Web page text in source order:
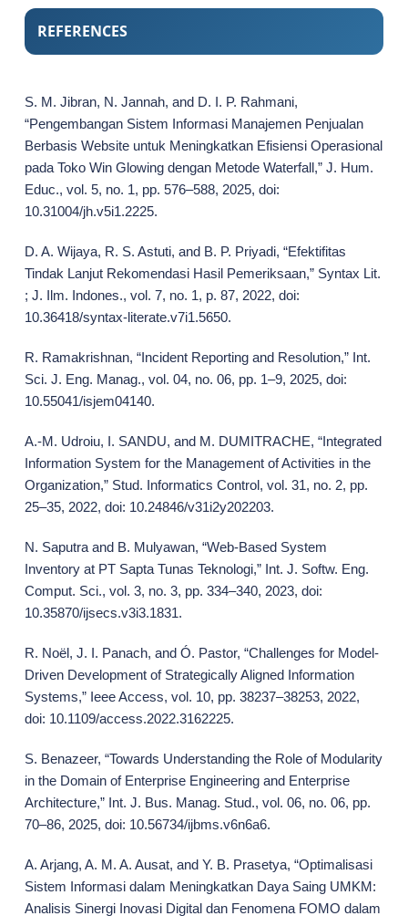
REFERENCES
S. M. Jibran, N. Jannah, and D. I. P. Rahmani,
“Pengembangan Sistem Informasi Manajemen Penjualan
Berbasis Website untuk Meningkatkan Efisiensi Operasional
pada Toko Win Glowing dengan Metode Waterfall,” J. Hum.
Educ., vol. 5, no. 1, pp. 576–588, 2025, doi:
10.31004/jh.v5i1.2225.
D. A. Wijaya, R. S. Astuti, and B. P. Priyadi, “Efektifitas
Tindak Lanjut Rekomendasi Hasil Pemeriksaan,” Syntax Lit.
; J. Ilm. Indones., vol. 7, no. 1, p. 87, 2022, doi:
10.36418/syntax-literate.v7i1.5650.
R. Ramakrishnan, “Incident Reporting and Resolution,” Int.
Sci. J. Eng. Manag., vol. 04, no. 06, pp. 1–9, 2025, doi:
10.55041/isjem04140.
A.-M. Udroiu, I. SANDU, and M. DUMITRACHE, “Integrated
Information System for the Management of Activities in the
Organization,” Stud. Informatics Control, vol. 31, no. 2, pp.
25–35, 2022, doi: 10.24846/v31i2y202203.
N. Saputra and B. Mulyawan, “Web-Based System
Inventory at PT Sapta Tunas Teknologi,” Int. J. Softw. Eng.
Comput. Sci., vol. 3, no. 3, pp. 334–340, 2023, doi:
10.35870/ijsecs.v3i3.1831.
R. Noël, J. I. Panach, and Ó. Pastor, “Challenges for Model-
Driven Development of Strategically Aligned Information
Systems,” Ieee Access, vol. 10, pp. 38237–38253, 2022,
doi: 10.1109/access.2022.3162225.
S. Benazeer, “Towards Understanding the Role of Modularity
in the Domain of Enterprise Engineering and Enterprise
Architecture,” Int. J. Bus. Manag. Stud., vol. 06, no. 06, pp.
70–86, 2025, doi: 10.56734/ijbms.v6n6a6.
A. Arjang, A. M. A. Ausat, and Y. B. Prasetya, “Optimalisasi
Sistem Informasi dalam Meningkatkan Daya Saing UMKM:
Analisis Sinergi Inovasi Digital dan Fenomena FOMO dalam